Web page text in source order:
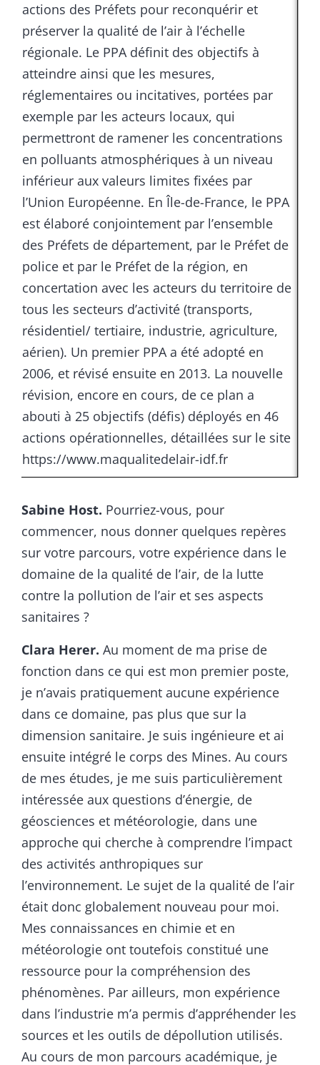
actions des Préfets pour reconquérir et
préserver la qualité de l’air à l’échelle
régionale. Le PPA définit des objectifs à
atteindre ainsi que les mesures,
réglementaires ou incitatives, portées par
exemple par les acteurs locaux, qui
permettront de ramener les concentrations
en polluants atmosphériques à un niveau
inférieur aux valeurs limites fixées par
l’Union Européenne. En Île-de-France, le PPA
est élaboré conjointement par l’ensemble
des Préfets de département, par le Préfet de
police et par le Préfet de la région, en
concertation avec les acteurs du territoire de
tous les secteurs d’activité (transports,
résidentiel/ tertiaire, industrie, agriculture,
aérien). Un premier PPA a été adopté en
2006, et révisé ensuite en 2013. La nouvelle
révision, encore en cours, de ce plan a
abouti à 25 objectifs (défis) déployés en 46
actions opérationnelles, détaillées sur le site
https://www.maqualitedelair-idf.fr
Sabine Host. Pourriez-vous, pour
commencer, nous donner quelques repères
sur votre parcours, votre expérience dans le
domaine de la qualité de l’air, de la lutte
contre la pollution de l’air et ses aspects
sanitaires ?
Clara Herer. Au moment de ma prise de
fonction dans ce qui est mon premier poste,
je n’avais pratiquement aucune expérience
dans ce domaine, pas plus que sur la
dimension sanitaire. Je suis ingénieure et ai
ensuite intégré le corps des Mines. Au cours
de mes études, je me suis particulièrement
intéressée aux questions d’énergie, de
géosciences et météorologie, dans une
approche qui cherche à comprendre l’impact
des activités anthropiques sur
l’environnement. Le sujet de la qualité de l’air
était donc globalement nouveau pour moi.
Mes connaissances en chimie et en
météorologie ont toutefois constitué une
ressource pour la compréhension des
phénomènes. Par ailleurs, mon expérience
dans l’industrie m’a permis d’appréhender les
sources et les outils de dépollution utilisés.
Au cours de mon parcours académique, je